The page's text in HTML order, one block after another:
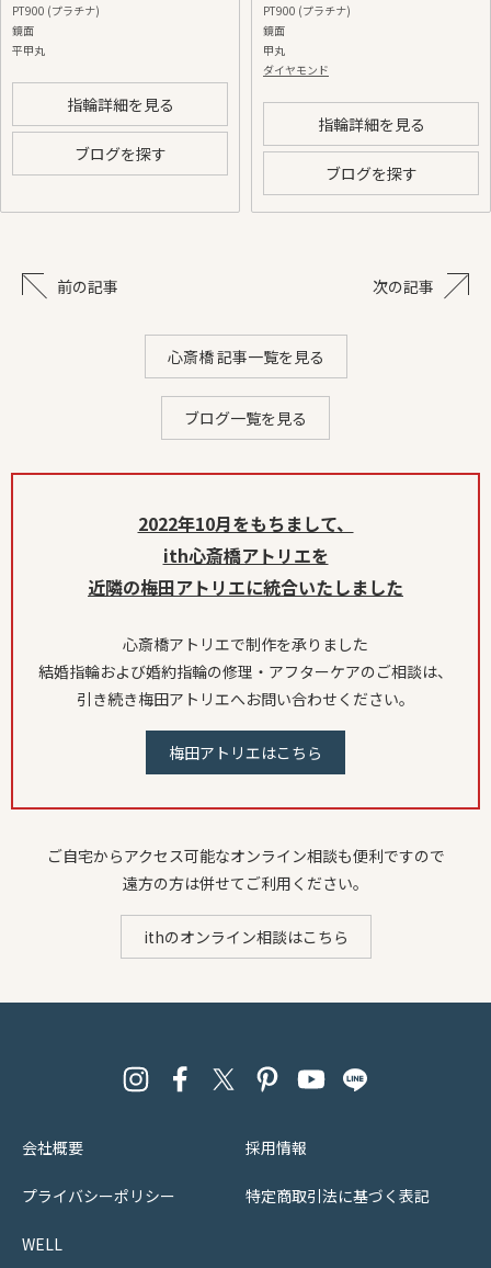
PT900 (プラチナ)
鏡面
平甲丸
指輪詳細を見る
ブログを探す
PT900 (プラチナ)
鏡面
甲丸
ダイヤモンド
指輪詳細を見る
ブログを探す
前の記事 次の記事
心斎橋 記事一覧を見る
ブログ一覧を見る
2022年10月をもちまして、
ith心斎橋アトリエを
近隣の梅田アトリエに統合いたしました
心斎橋アトリエで制作を承りました
結婚指輪および婚約指輪の修理・アフターケアのご相談は、
引き続き梅田アトリエへお問い合わせください。
梅田アトリエはこちら
ご自宅からアクセス可能なオンライン相談も便利ですので
遠方の方は併せてご利用ください。
ithのオンライン相談はこちら
会社概要 採用情報
プライバシーポリシー 特定商取引法に基づく表記
WELL